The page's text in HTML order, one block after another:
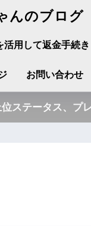
んのブログ
用して返金手続き
お問い合わせ
ステータス、プ